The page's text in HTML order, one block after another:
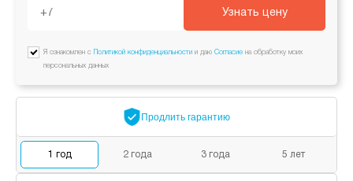
Узнать цену
Я ознакомлен с Политикой конфиденциальности и даю Согласие на обработку моих
персональных данных
Продлить гарантию
1 год 2 года 3 года 5 лет